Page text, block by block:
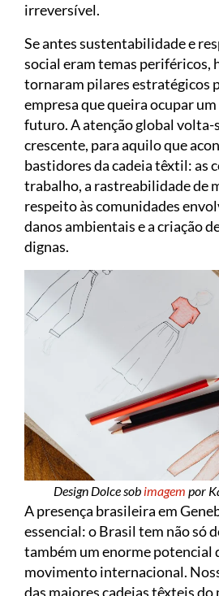
irreversível.
Se antes sustentabilidade e
social eram temas periféricos,
tornaram pilares estratégicos
empresa que queira ocupar
futuro. A atenção global volta-
crescente, para aquilo que
bastidores da cadeia têxtil: as
trabalho, a rastreabilidade de
respeito às comunidades
danos ambientais e a criação
dignas.
Design Dolce sob imagem por
A presença brasileira em
essencial: o Brasil tem não só
também um enorme potencial
movimento internacional.
das maiores cadeias têxteis